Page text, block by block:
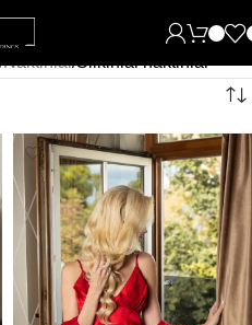
Naktiniai Šilkiniai naktiniai